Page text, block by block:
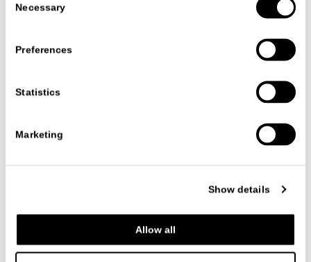
Selection
Necessary
Preferences
Statistics
Marketing
Show details
Allow all
CONTINUA